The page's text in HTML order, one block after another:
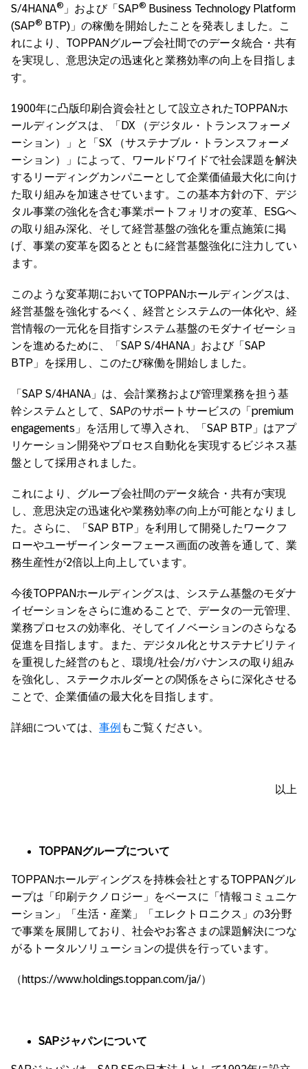
S/4HANA® 」および「SAP® Business Technology Platform
(SAP® BTP)」の稼働を開始したことを発表しました。こ
れにより、TOPPANグループ会社間でのデータ統合・共有
を実現し、意思決定の迅速化と業務効率の向上を目指しま
す。
1900年に凸版印刷合資会社として設立されたTOPPANホ
ールディングスは、「DX （デジタル・トランスフォーメ
ーション）」と「SX （サステナブル・トランスフォーメ
ーション）」によって、ワールドワイドで社会課題を解決
するリーディングカンパニーとして企業価値最大化に向け
た取り組みを加速させています。この基本方針の下、デジ
タル事業の強化を含む事業ポートフォリオの変革、ESGへ
の取り組み深化、そして経営基盤の強化を重点施策に掲
げ、事業の変革を図るとともに経営基盤強化に注力してい
ます。
このような変革期においてTOPPANホールディングスは、
経営基盤を強化するべく、経営とシステムの一体化や、経
営情報の一元化を目指すシステム基盤のモダナイゼーショ
ンを進めるために、「SAP S/4HANA」および「SAP
BTP」を採用し、このたび稼働を開始しました。
「SAP S/4HANA」は、会計業務および管理業務を担う基
幹システムとして、SAPのサポートサービスの「premium
engagements」を活用して導入され、「SAP BTP」はアプ
リケーション開発やプロセス自動化を実現するビジネス基
盤として採用されました。
これにより、グループ会社間のデータ統合・共有が実現
し、意思決定の迅速化や業務効率の向上が可能となりまし
た。さらに、「SAP BTP」を利用して開発したワークフ
ローやユーザーインターフェース画面の改善を通して、業
務生産性が2倍以上向上しています。
今後TOPPANホールディングスは、システム基盤のモダナ
イゼーションをさらに進めることで、データの一元管理、
業務プロセスの効率化、そしてイノベーションのさらなる
促進を目指します。また、デジタル化とサステナビリティ
を重視した経営のもと、環境/社会/ガバナンスの取り組み
を強化し、ステークホルダーとの関係をさらに深化させる
ことで、企業価値の最大化を目指します。
詳細については、 事例 もご覧ください。
以上
TOPPANグループについて
TOPPANホールディングスを持株会社とするTOPPANグル
ープは「印刷テクノロジー」をベースに「情報コミュニケ
ーション」「生活・産業」「エレクトロニクス」の3分野
で事業を展開しており、社会やお客さまの課題解決につな
がるトータルソリューションの提供を行っています。
（https://www.holdings.toppan.com/ja/）
SAPジャパンについて